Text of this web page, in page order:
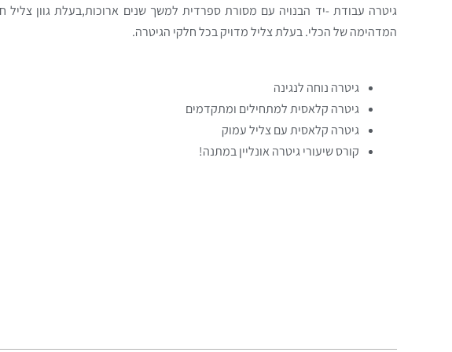
גיטרה עבודת -יד הבנויה עם מסורת ספרדית למשך שנים ארוכות,בעלת גוון
המדהימה של הכלי. בעלת צליל מדויק בכל חלקי הגיטרה.
גיטרה נוחה לנגינה
גיטרה קלאסית למתחילים ומתקדמים
גיטרה קלאסית עם צליל עמוק
קורס שיעורי גיטרה אונליין במתנה!